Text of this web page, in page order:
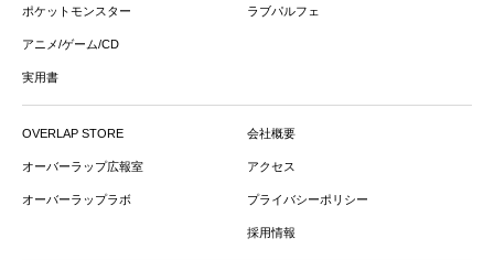
ポケットモンスター
アニメ/ゲーム/CD
実用書
ラブパルフェ
OVERLAP STORE
オーバーラップ広報室
オーバーラップラボ
会社概要
アクセス
プライバシーポリシー
採用情報